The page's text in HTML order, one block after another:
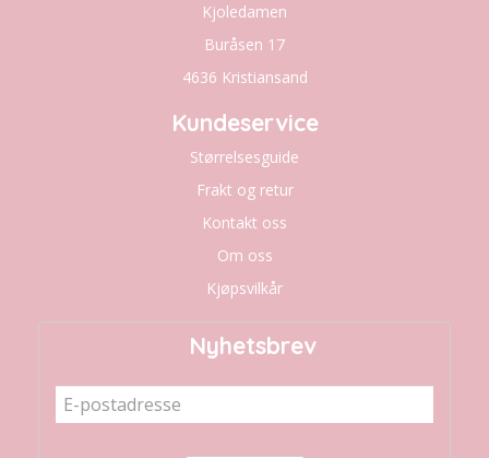
Kjoledamen
Buråsen 17
4636 Kristiansand
Kundeservice
Størrelsesguide
Frakt og retur
Kontakt oss
Om oss
Kjøpsvilkår
Nyhetsbrev